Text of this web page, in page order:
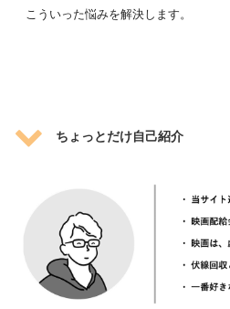
こういった悩みを解決します。
ちょっとだけ自己紹介